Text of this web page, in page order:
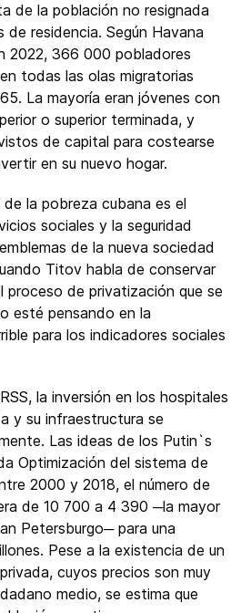
de la población no resignada
de residencia. Según Havana
2022, 366 000 pobladores
todas las olas migratorias
La mayoría eran jóvenes con
o superior terminada, y
de capital para costearse
en su nuevo hogar.
la pobreza cubana es el
sociales y la seguridad
de la nueva sociedad
Titov habla de conservar
proceso de privatización que se
esté pensando en la
para los indicadores sociales
la inversión en los hospitales
y su infraestructura se
Las ideas de los Putin`s
Optimización del sistema de
2000 y 2018, el número de
de 10 700 a 4 390 ─la mayor
Petersburgo─ para una
Pese a la existencia de un
cuyos precios son muy
medio, se estima que